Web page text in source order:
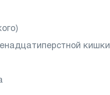
кишки